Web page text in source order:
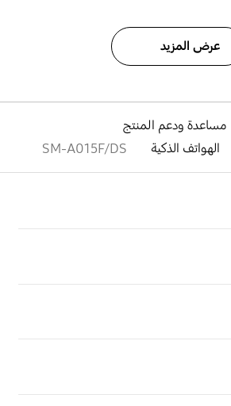
عرض المزيد
مساعدة ودعم المنتج
الهواتف الذكية SM-A015F/DS